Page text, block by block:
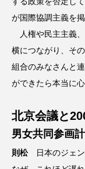
が国際協調主義を
人権や民主主義
横につながり、そ
組合のみなさんと
ができたら本当に心
北京会議と
男女共同参画
則松日本のジェン